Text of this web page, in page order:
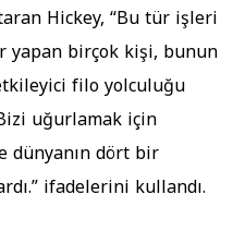
Hickey, “Bu tür işleri
yapan birçok kişi, bunun
filo yolculuğu
uğurlamak için
dünyanın dört bir
ifadelerini kullandı.